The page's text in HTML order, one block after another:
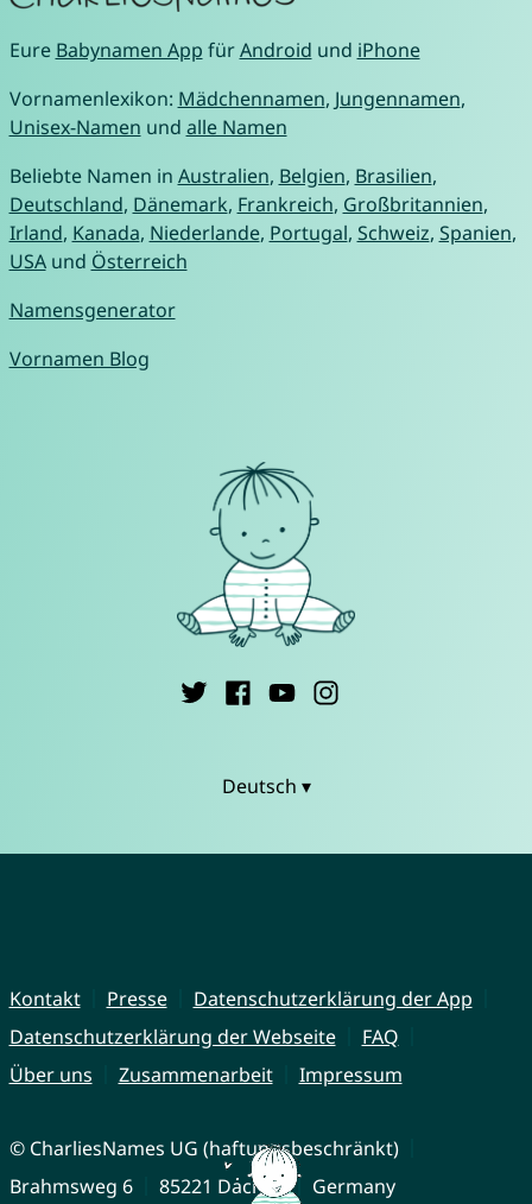
Eure Babynamen App fürAndroid und iPhone
Vornamenlexikon: Mädchennamen, Jungennamen,
Unisex-Namen und alle Namen
Beliebte Namen in Australien, Belgien, Brasilien,
Deutschland, Dänemark, Frankreich, Großbritannien,
Irland, Kanada, Niederlande, Portugal, Schweiz, Spanien,
USAund Österreich
Namensgenerator
Vornamen Blog
Deutsch ▾
Kontakt Presse
Datenschutzerklärung der App
Datenschutzerklärung der Webseite
FAQ
Über uns
Zusammenarbeit Impressum
© CharliesNames UG (haftungsbeschränkt)
Brahmsweg 6
85221 Dachau Germany